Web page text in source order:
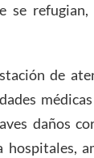
se refugian,
de
daños